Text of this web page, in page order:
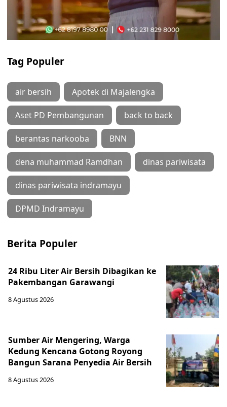
Tag Populer
air bersih Apotek di Majalengka
Aset PD Pembangunan back to back
berantas narkooba BNN
dena muhammad Ramdhan dinas pariwisata
dinas pariwisata indramayu
DPMD Indramayu
Berita Populer
24 Ribu Liter Air Bersih Dibagikan ke
Pakembangan Garawangi
8 Agustus 2026
Sumber Air Mengering, Warga
Kedung Kencana Gotong Royong
Bangun Sarana Penyedia Air Bersih
8 Agustus 2026